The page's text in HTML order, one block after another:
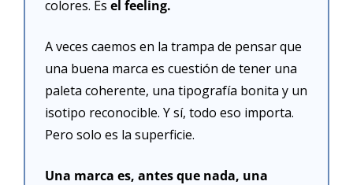
colores. Es el feeling.
A veces caemos en la trampa de pensar que
una buena marca es cuestión de tener una
paleta coherente, una tipografía bonita y un
isotipo reconocible. Y sí, todo eso importa.
Pero solo es la superficie.
Una marca es, antes que nada, una